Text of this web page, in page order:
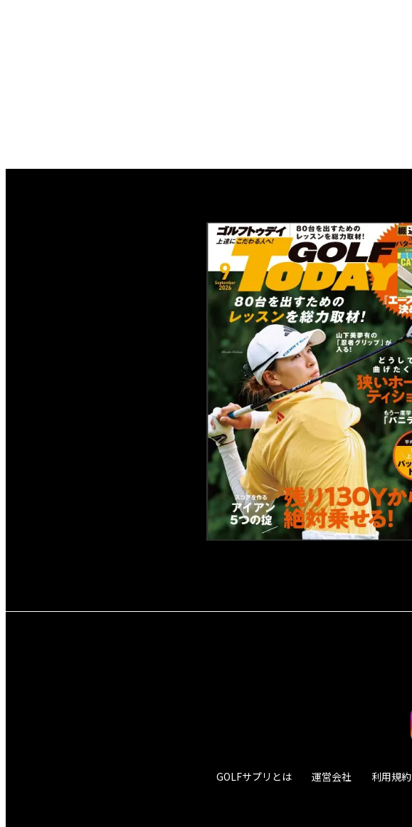
GOLFサプリとは 運営会社 利用規約